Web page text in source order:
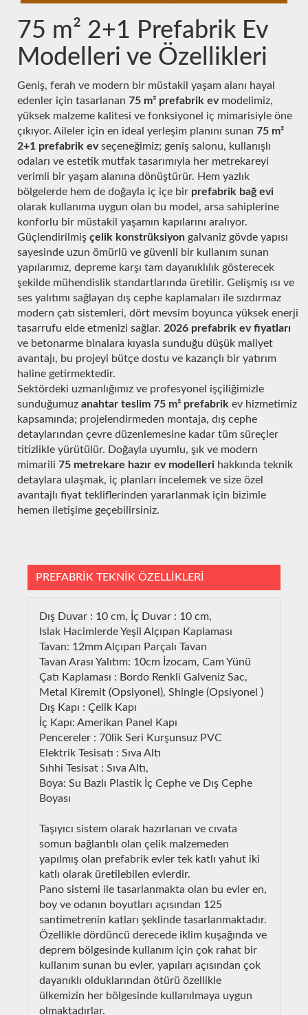
75 m² 2+1 Prefabrik Ev
Modelleri ve Özellikleri
Geniş, ferah ve modern bir müstakil yaşam alanı hayal
edenler için tasarlanan 75 m² prefabrik evmodelimiz,
yüksek malzeme kalitesi ve fonksiyonel iç mimarisiyle öne
çıkıyor. Aileler için en ideal yerleşim planını sunan 75 m²
2+1 prefabrik evseçeneğimiz; geniş salonu, kullanışlı
odaları ve estetik mutfak tasarımıyla her metrekareyi
verimli bir yaşam alanına dönüştürür. Hem yazlık
bölgelerde hem de doğayla iç içe bir prefabrik bağ evi
olarak kullanıma uygun olan bu model, arsa sahiplerine
konforlu bir müstakil yaşamın kapılarını aralıyor.
Güçlendirilmiş çelik konstrüksiyon galvaniz gövde yapısı
sayesinde uzun ömürlü ve güvenli bir kullanım sunan
yapılarımız, depreme karşı tam dayanıklılık gösterecek
şekilde mühendislik standartlarında üretilir. Gelişmiş ısı ve
ses yalıtımı sağlayan dış cephe kaplamaları ile sızdırmaz
modern çatı sistemleri, dört mevsim boyunca yüksek enerji
tasarrufu elde etmenizi sağlar. 2026 prefabrik ev fiyatları
ve betonarme binalara kıyasla sunduğu düşük maliyet
avantajı, bu projeyi bütçe dostu ve kazançlı bir yatırım
haline getirmektedir.
Sektördeki uzmanlığımız ve profesyonel işçiliğimizle
sunduğumuz anahtar teslim 75 m² prefabrik ev hizmetimiz
kapsamında; projelendirmeden montaja, dış cephe
detaylarından çevre düzenlemesine kadar tüm süreçler
titizlikle yürütülür. Doğayla uyumlu, şık ve modern
mimarili 75 metrekare hazır ev modelleri hakkında teknik
detaylara ulaşmak, iç planları incelemek ve size özel
avantajlı fiyat tekliflerinden yararlanmak için bizimle
hemen iletişime geçebilirsiniz.
PREFABRİK TEKNİK ÖZELLİKLERİ
Dış Duvar : 10 cm, İç Duvar : 10 cm,
Islak Hacimlerde Yeşil Alçıpan Kaplaması
Tavan: 12mm Alçıpan Parçalı Tavan
Tavan Arası Yalıtım: 10cm İzocam, Cam Yünü
Çatı Kaplaması : Bordo Renkli Galveniz Sac,
Metal Kiremit (Opsiyonel), Shingle (Opsiyonel )
Dış Kapı : Çelik Kapı
İç Kapı: Amerikan Panel Kapı
Pencereler : 70lik Seri Kurşunsuz PVC
Elektrik Tesisatı : Sıva Altı
Sıhhi Tesisat : Sıva Altı,
Boya: Su Bazlı Plastik İç Cephe ve Dış Cephe
Boyası
Taşıyıcı sistem olarak hazırlanan ve cıvata
somun bağlantılı olan çelik malzemeden
yapılmış olan prefabrik evler tek katlı yahut iki
katlı olarak üretilebilen evlerdir.
Pano sistemi ile tasarlanmakta olan bu evler en,
boy ve odanın boyutları açısından 125
santimetrenin katları şeklinde tasarlanmaktadır.
Özellikle dördüncü derecede iklim kuşağında ve
deprem bölgesinde kullanım için çok rahat bir
kullanım sunan bu evler, yapıları açısından çok
dayanıklı olduklarından ötürü özellikle
ülkemizin her bölgesinde kullanılmaya uygun
olmaktadırlar.